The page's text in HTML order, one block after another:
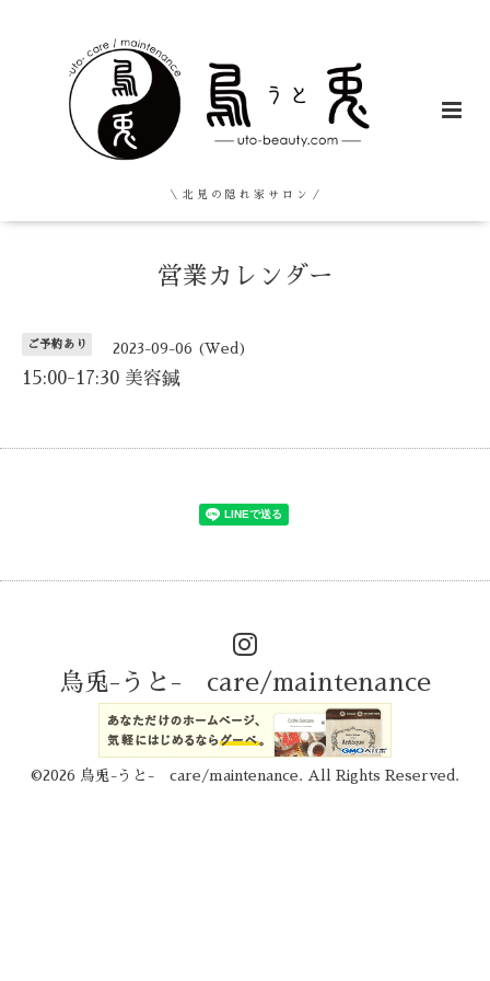
＼ 北 見 の 隠 れ 家 サ ロ ン ／
営業カレンダー
ご予約あり 2023-09-06 (Wed)
15:00-17:30 美容鍼
烏兎-うと- care/maintenance
©2026 烏兎-うと- care/maintenance . All Rights Reserved.